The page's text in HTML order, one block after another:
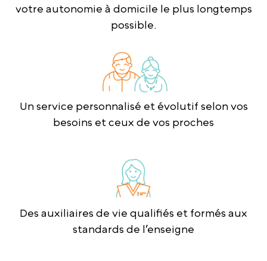
votre autonomie à domicile le plus longtemps
possible.
Un service personnalisé et évolutif selon vos
besoins et ceux de vos proches
Des auxiliaires de vie qualifiés et formés aux
standards de l’enseigne